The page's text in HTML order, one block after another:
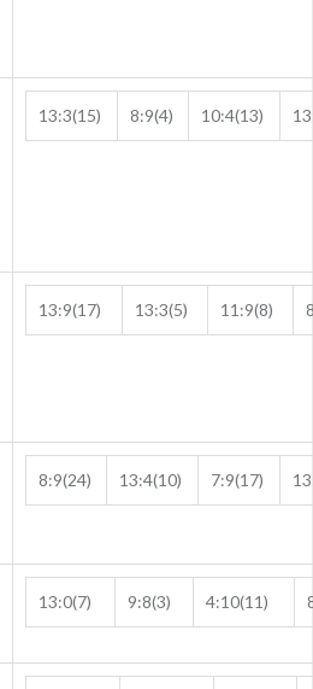
13:3(15) 8:9(4) 10:4(13)
13:9(17) 13:3(5) 11:9(8)
8:9(24) 13:4(10) 7:9(17)
13:0(7) 9:8(3) 4:10(11)